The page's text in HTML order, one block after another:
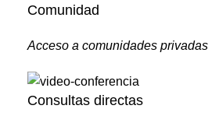
Comunidad
Acceso a comunidades privadas
Consultas directas